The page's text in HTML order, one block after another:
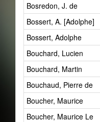
Bosredon, J. de
Bossert, A. [Adolphe]
Bossert, Adolphe
Bouchard, Lucien
Bouchard, Martin
Bouchaud, Pierre de
Boucher, Maurice
Boucher, Maurice Le